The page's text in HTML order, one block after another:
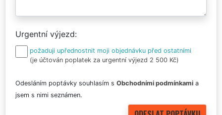
Urgentní výjezd
požaduji upřednostnit moji objednávku před ostatními
(je účtován poplatek za urgentní výjezd 2 500 Kč)
Odesláním poptávky souhlasím s Obchodními podmínkami a
jsem s nimi seznámen.